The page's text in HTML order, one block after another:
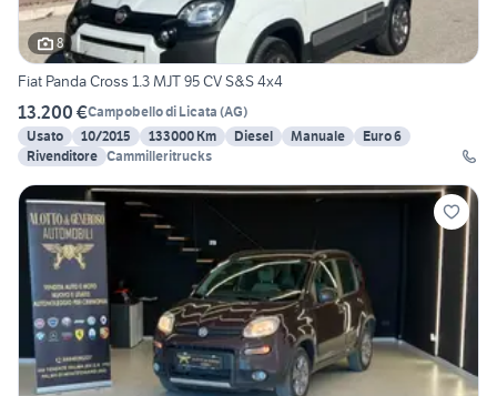
8
Fiat Panda Cross 1.3 MJT 95 CV S&S 4x4
13.200 €Campobello di Licata (AG)
Usato
10/2015 133000 Km Diesel Manuale
Euro 6
Rivenditore Cammilleritrucks